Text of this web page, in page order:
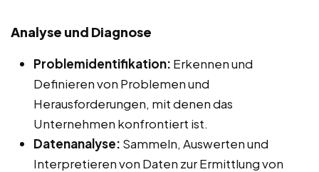
Analyse und Diagnose
Problemidentifikation: Erkennen und
Definieren von Problemen und
Herausforderungen, mit denen das
Unternehmen konfrontiert ist.
Datenanalyse: Sammeln, Auswerten und
Interpretieren von Daten zur Ermittlung von